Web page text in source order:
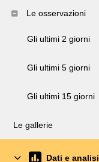
Le osservazioni
Gli ultimi 2 giorni
Gli ultimi 5 giorni
Gli ultimi 15 giorni
Le gallerie
Dati e analisi